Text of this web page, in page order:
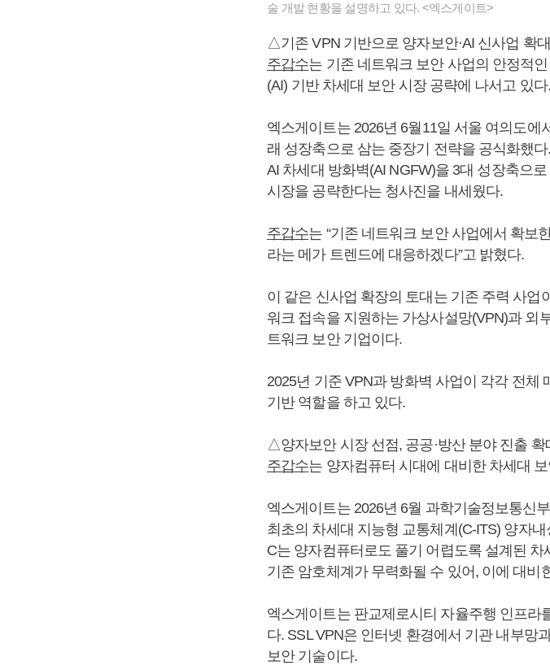
술 개발 현황을 설명하고 있다. <엑스게이트>
△기존 VPN 기반으로 양자보안·AI 신사업 확대
주갑수는 기존 네트워크 보안 사업의 안정적
(AI) 기반 차세대 보안 시장 공략에 나서고 있다.
엑스게이트는 2026년 6월11일 서울 여의도에
래 성장축으로 삼는 중장기 전략을 공식화했
AI 차세대 방화벽(AI NGFW)을 3대 성장축으
시장을 공략한다는 청사진을 내세웠다.
주갑수는 “기존 네트워크 보안 사업에서 확보
라는 메가 트렌드에 대응하겠다”고 밝혔다.
이 같은 신사업 확장의 토대는 기존 주력 사
워크 접속을 지원하는 가상사설망(VPN)과 외
트워크 보안 기업이다.
2025년 기준 VPN과 방화벽 사업이 각각 전체
기반 역할을 하고 있다.
△양자보안 시장 선점, 공공·방산 분야 진출 확
주갑수는 양자컴퓨터 시대에 대비한 차세대
엑스게이트는 2026년 6월 과학기술정보통신
최초의 차세대 지능형 교통체계(C-ITS) 양자
C는 양자컴퓨터로도 풀기 어렵도록 설계된
기존 암호체계가 무력화될 수 있어, 이에 대비
엑스게이트는 판교제로시티 자율주행 인프라
다. SSL VPN은 인터넷 환경에서 기관 내부망
보안 기술이다.